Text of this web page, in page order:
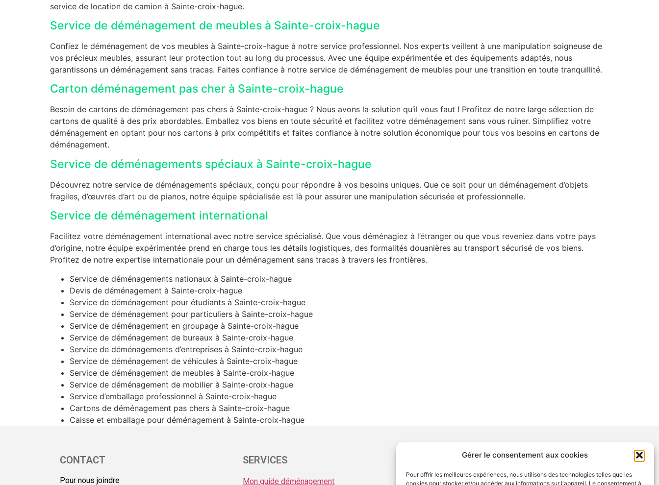
Gérer le consentement aux cookies
Pour offrir les meilleures expériences, nous utilisons des technologies telles que les
cookies pour stocker et/ou accéder aux informations sur l'appareil. Le consentement à
service de location de camion à Sainte-croix-hague.
Service de déménagement de meubles à Sainte-croix-hague
Confiez le déménagement de vos meubles à Sainte-croix-hague à notre service professionnel. Nos experts veillent à une manipulation soigneuse de
vos précieux meubles, assurant leur protection tout au long du processus. Avec une équipe expérimentée et des équipements adaptés, nous
garantissons un déménagement sans tracas. Faites confiance à notre service de déménagement de meubles pour une transition en toute tranquillité.
Carton déménagement pas cher à Sainte-croix-hague
Besoin de cartons de déménagement pas chers à Sainte-croix-hague ? Nous avons la solution qu’il vous faut ! Profitez de notre large sélection de
cartons de qualité à des prix abordables. Emballez vos biens en toute sécurité et facilitez votre déménagement sans vous ruiner. Simplifiez votre
déménagement en optant pour nos cartons à prix compétitifs et faites confiance à notre solution économique pour tous vos besoins en cartons de
déménagement.
Service de déménagements spéciaux à Sainte-croix-hague
Découvrez notre service de déménagements spéciaux, conçu pour répondre à vos besoins uniques. Que ce soit pour un déménagement d’objets
fragiles, d’œuvres d’art ou de pianos, notre équipe spécialisée est là pour assurer une manipulation sécurisée et professionnelle.
Service de déménagement international
Facilitez votre déménagement international avec notre service spécialisé. Que vous déménagiez à l’étranger ou que vous reveniez dans votre pays
d’origine, notre équipe expérimentée prend en charge tous les détails logistiques, des formalités douanières au transport sécurisé de vos biens.
Profitez de notre expertise internationale pour un déménagement sans tracas à travers les frontières.
Service de déménagements nationaux à Sainte-croix-hague
Devis de déménagement à Sainte-croix-hague
Service de déménagement pour étudiants à Sainte-croix-hague
Service de déménagement pour particuliers à Sainte-croix-hague
Service de déménagement en groupage à Sainte-croix-hague
Service de déménagement de bureaux à Sainte-croix-hague
Service de déménagements d’entreprises à Sainte-croix-hague
Service de déménagement de véhicules à Sainte-croix-hague
Service de déménagement de meubles à Sainte-croix-hague
Service de déménagement de mobilier à Sainte-croix-hague
Service d’emballage professionnel à Sainte-croix-hague
Cartons de déménagement pas chers à Sainte-croix-hague
Caisse et emballage pour déménagement à Sainte-croix-hague
CONTACT
Pour nous joindre
SERVICES
Mon guide déménagement
MENTIONS
Mentions légales